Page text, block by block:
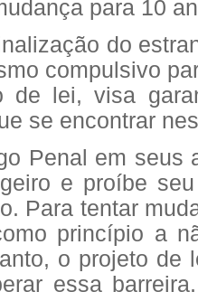
para 10
do
compulsivo
de lei, visa
se encontrar
Penal em seus
e proíbe
Para tentar
princípio a
o projeto de
essa